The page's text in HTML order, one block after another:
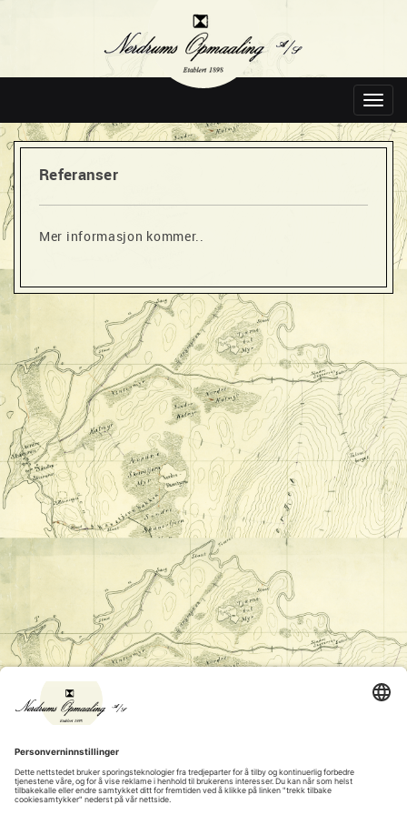
Referanser
Mer informasjon kommer..